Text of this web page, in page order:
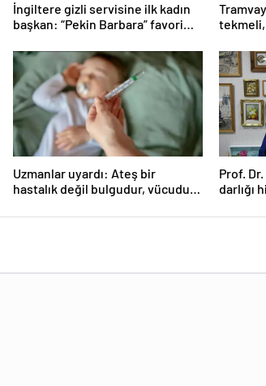
İngiltere gizli servisine ilk kadın
başkan: “Pekin Barbara” favori
tekmeli,
Uzmanlar uyardı: Ateş bir
hastalık değil bulgudur, vücudun
Prof.
darlığı